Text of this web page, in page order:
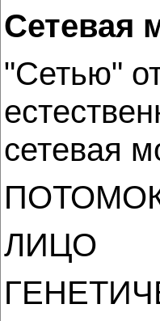
Сетевая
"Сетью"
сетевая
ЛИЦО